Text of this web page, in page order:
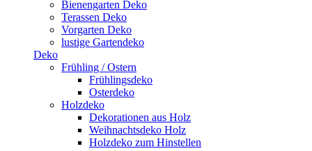
Bienengarten Deko
Terassen Deko
Vorgarten Deko
lustige Gartendeko
Deko
Frühling / Ostern
Frühlingsdeko
Osterdeko
Holzdeko
Dekorationen aus Holz
Weihnachtsdeko Holz
Holzdeko zum Hinstellen